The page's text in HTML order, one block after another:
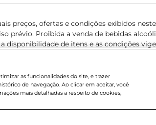
preços, ofertas e condições exibidos
prévio. Proibida a venda de bebidas
disponibilidade de itens e as condições
as funcionalidades do site, e trazer
de navegação. Ao clicar em aceitar, você
mais detalhadas a respeito de cookies,